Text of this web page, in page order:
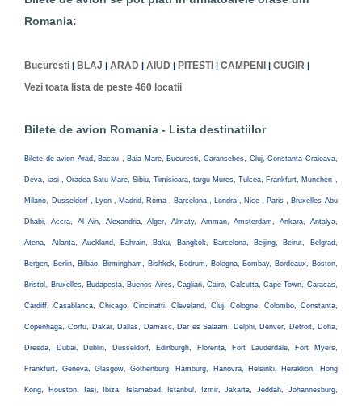
Romania:
Bucuresti BLAJ |ARAD |AIUD PITESTI |CAMPENI |CUGIR
Vezi toata lista de peste 460 locatii
Bilete de avion Romania - Lista destinatiilor
Bilete de avion Arad, Bacau , Baia Mare, Bucuresti, Caransebes, Cluj, Constanta Craioava,
Deva, iasi , Oradea Satu Mare, Sibiu, Timisioara, targu Mures, Tulcea, Frankfurt, Munchen ,
Milano, Dusseldorf , Lyon , Madrid, Roma , Barcelona , Londra , Nice , Paris , Bruxelles Abu
Dhabi, Accra, Al Ain, Alexandria, Alger, Almaty, Amman, Amsterdam, Ankara, Antalya,
Atena, Atlanta, Auckland, Bahrain, Baku, Bangkok, Barcelona, Beijing, Beirut, Belgrad,
Bergen, Berlin, Bilbao, Birmingham, Bishkek, Bodrum, Bologna, Bombay, Bordeaux, Boston,
Bristol, Bruxelles, Budapesta, Buenos Aires, Cagliari, Cairo, Calcutta, Cape Town, Caracas,
Cardiff, Casablanca, Chicago, Cincinatti, Cleveland, Cluj, Cologne, Colombo, Constanta,
Copenhaga, Corfu, Dakar, Dallas, Damasc, Dar es Salaam, Delphi, Denver, Detroit, Doha,
Dresda, Dubai, Dublin, Dusseldorf, Edinburgh, Florenta, Fort Lauderdale, Fort Myers,
Frankfurt, Geneva, Glasgow, Gothenburg, Hamburg, Hanovra, Helsinki, Heraklion, Hong
Kong, Houston, Iasi, Ibiza, Islamabad, Istanbul, Izmir, Jakarta, Jeddah, Johannesburg,